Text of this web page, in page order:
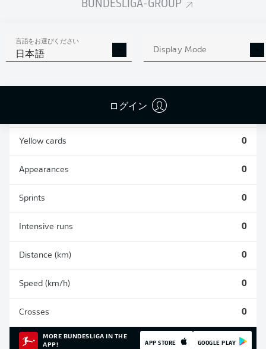
言語をお選びください
日本語 Display Mode
ログイン
AERIAL DUELS
WON
Yellow cards 0
Appearances 0
Sprints 0
Intensive runs 0
Distance (km) 0
Speed (km/h) 0
Crosses 0
MORE BUNDESLIGA IN THE
APP!
APP STORE GOOGLE PLAY